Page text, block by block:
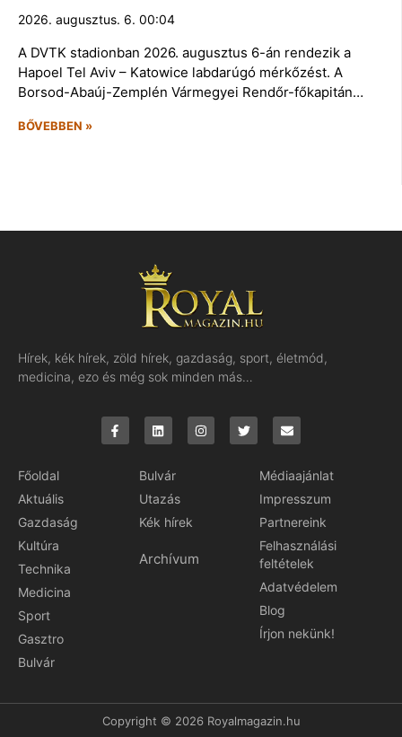
2026. augusztus. 6. 00:04
A DVTK stadionban 2026. augusztus 6-án rendezik a
Hapoel Tel Aviv – Katowice labdarúgó mérkőzést. A
Borsod-Abaúj-Zemplén Vármegyei Rendőr-főkapitán…
BŐVEBBEN »
Hírek, kék hírek, zöld hírek, gazdaság, sport, életmód,
medicina, ezo és még sok minden más…
Főoldal
Aktuális
Gazdaság
Kultúra
Technika
Medicina
Sport
Gasztro
Bulvár
Bulvár
Utazás
Kék hírek
Archívum
Médiaajánlat
Impresszum
Partnereink
Felhasználási
feltételek
Adatvédelem
Blog
Írjon nekünk!
Copyright © 2026 Royalmagazin.hu